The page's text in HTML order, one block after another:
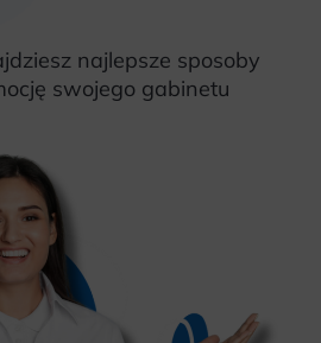
najlepsze sposoby
swojego gabinetu